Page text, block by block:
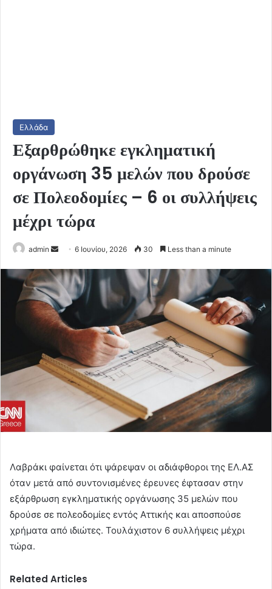
Ελλάδα
Εξαρθρώθηκε εγκληματική
οργάνωση 35 μελών που δρούσε
σε Πολεοδομίες – 6 οι συλλήψεις
μέχρι τώρα
admin
Send
email
6 Ιουνίου, 2026 30 Less than a minute
Λαβράκι φαίνεται ότι ψάρεψαν οι αδιάφθοροι της ΕΛ.ΑΣ
όταν μετά από συντονισμένες έρευνες έφτασαν στην
εξάρθρωση εγκληματικής οργάνωσης 35 μελών που
δρούσε σε πολεοδομίες εντός Αττικής και αποσπούσε
χρήματα από ιδιώτες. Τουλάχιστον 6 συλλήψεις μέχρι
τώρα.
Related Articles